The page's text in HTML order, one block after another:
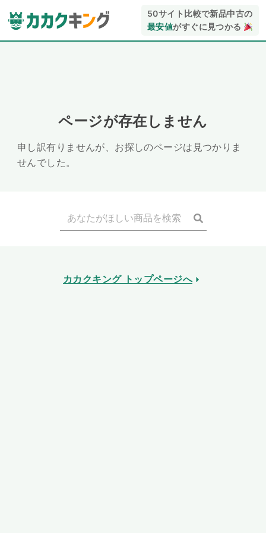
50サイト比較で新品中古の
最安値がすぐに見つかる
ページが存在しません
申し訳有りませんが、お探しのページは見つかりま
せんでした。
カカクキング トップページへ